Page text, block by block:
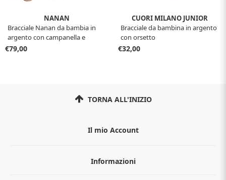
NANAN
Bracciale Nanan da bambia in
argento con campanella e
farfalla NAN0243
€79,00
CUORI MILANO JUNIOR
Bracciale da bambina in argento
con orsetto
€32,00
TORNA ALL'INIZIO
Il mio Account
Informazioni